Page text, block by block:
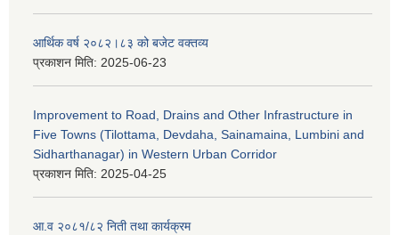
आर्थिक वर्ष २०८२।८३ को बजेट वक्तव्य
प्रकाशन मिति: 2025-06-23
Improvement to Road, Drains and Other Infrastructure in
Five Towns (Tilottama, Devdaha, Sainamaina, Lumbini and
Sidharthanagar) in Western Urban Corridor
प्रकाशन मिति: 2025-04-25
आ.व २०८१/८२ निती तथा कार्यक्रम